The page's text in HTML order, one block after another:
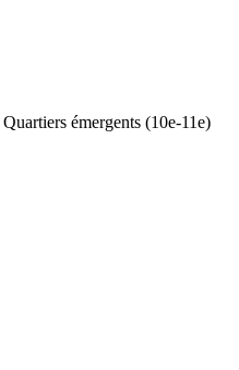
émergents (10e-11e)